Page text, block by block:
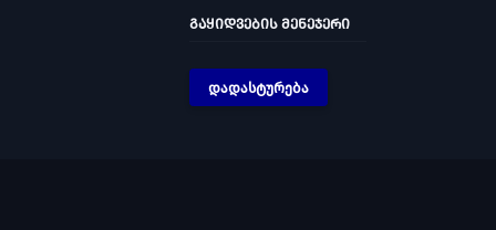
ᲒᲐᲧᲘᲓᲕᲔᲑᲘᲡ ᲛᲔᲜᲔᲯᲔᲠᲘ
დადასტურება